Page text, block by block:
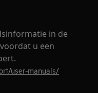
in de
u een
user-manuals/